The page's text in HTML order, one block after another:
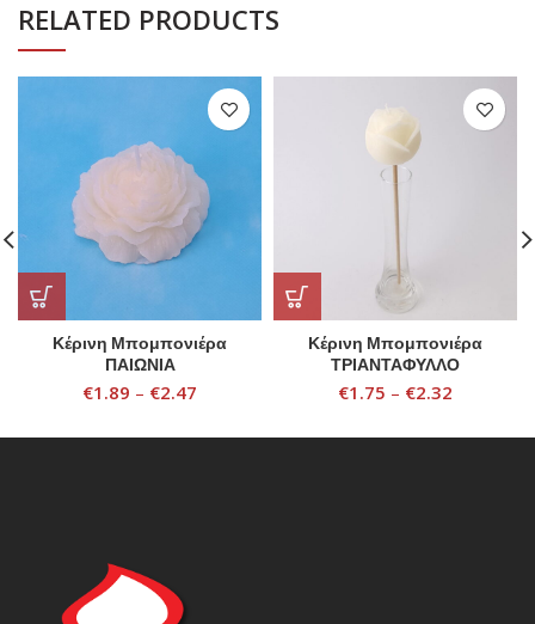
RELATED PRODUCTS
Κέρινη Μπομπονιέρα
ΠΑΙΩΝΙΑ
€1.89 – €2.47
Κέρινη Μπομπονιέρα
ΤΡΙΑΝΤΑΦΥΛΛΟ
€1.75 – €2.32